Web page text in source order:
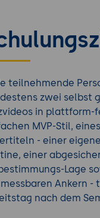
teilnehmende
zwei selbst
in plattform-
MVP-Stil,
- einer
einer
Lage
Ankern -
nach dem